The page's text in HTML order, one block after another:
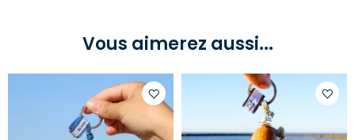
Vous aimerez aussi...
Ajouter
à
à